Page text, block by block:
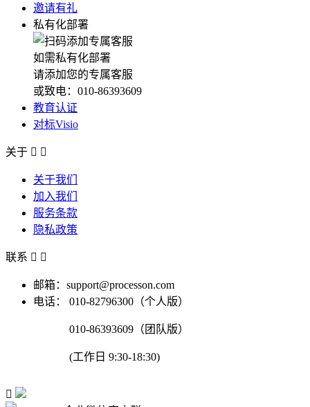
邀请有礼
私有化部署
如需私有化部署
请添加您的专属客服
或致电：010-86393609
教育认证
对标Visio
关于  
关于我们
加入我们
服务条款
隐私政策
联系  
邮箱：support@processon.com
电话：
010-82796300（个人版）
010-86393609（团队版）
(工作日 9:30-18:30)
